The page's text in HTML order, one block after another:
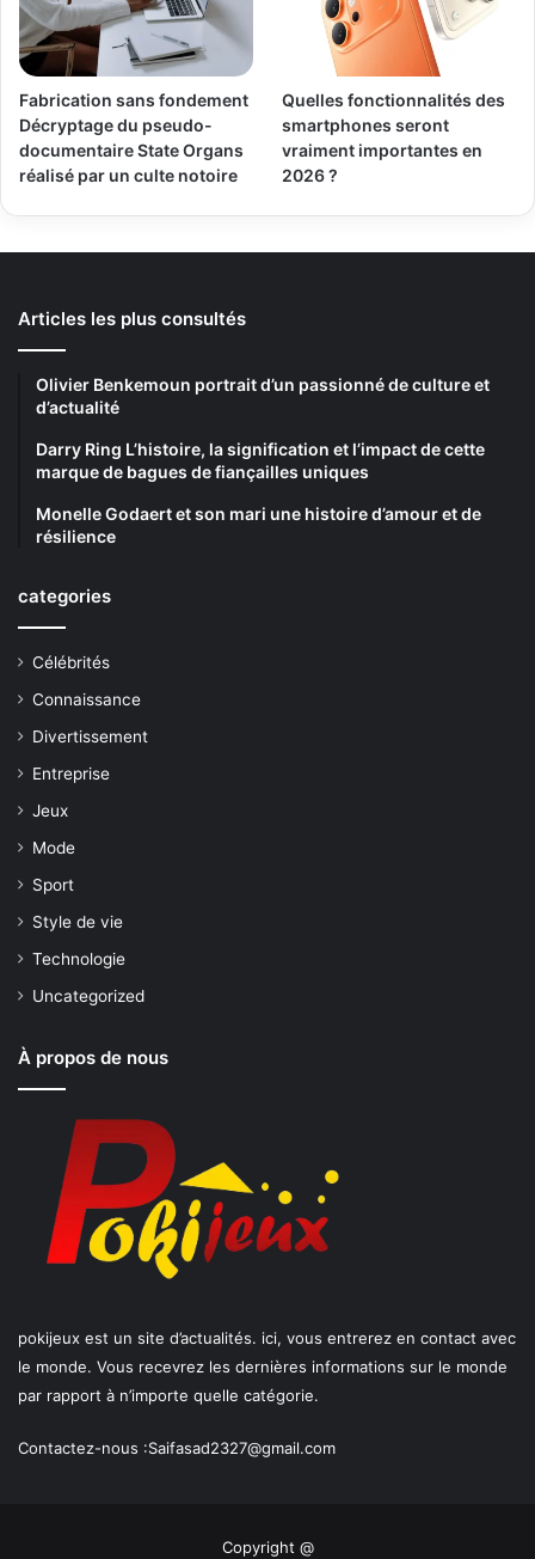
Fabrication sans fondement
Décryptage du pseudo-
documentaire State Organs
réalisé par un culte notoire
Quelles fonctionnalités des
smartphones seront
vraiment importantes en
2026 ?
Articles les plus consultés
Olivier Benkemoun portrait d’un passionné de culture et
d’actualité
Darry Ring L’histoire, la signification et l’impact de cette
marque de bagues de fiançailles uniques
Monelle Godaert et son mari une histoire d’amour et de
résilience
categories
Célébrités
Connaissance
Divertissement
Entreprise
Jeux
Mode
Sport
Style de vie
Technologie
Uncategorized
À propos de nous
pokijeux est un site d’actualités. ici, vous entrerez en contact avec
le monde. Vous recevrez les dernières informations sur le monde
par rapport à n’importe quelle catégorie.
Contactez-nous :Saifasad2327@gmail.com
Copyright @